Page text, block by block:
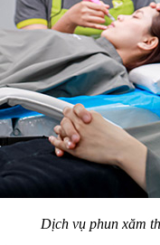
Dịch vụ phun xăm